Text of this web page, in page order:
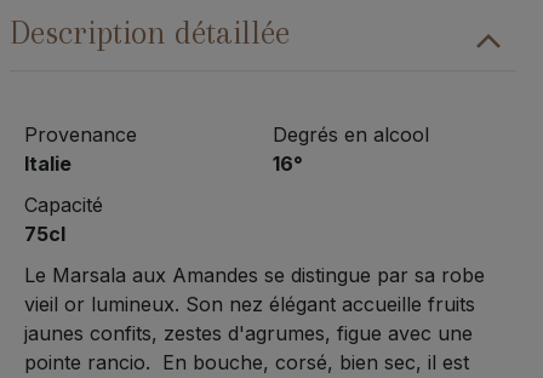
Description détaillée
Provenance
Italie
Capacité
75cl
Degrés en alcool
16°
Le Marsala aux Amandes se distingue par sa robe
vieil or lumineux. Son nez élégant accueille fruits
jaunes confits, zestes d'agrumes, figue avec une
pointe rancio. En bouche, corsé, bien sec, il est